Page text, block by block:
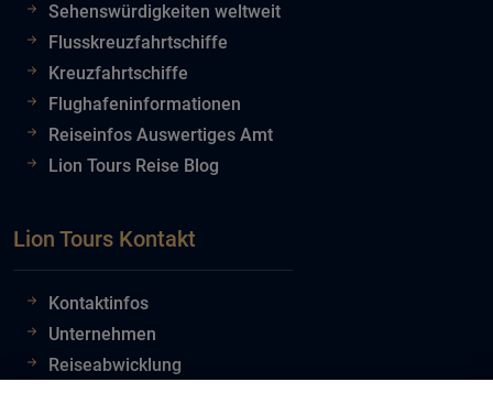
Sehenswürdigkeiten weltweit
Flusskreuzfahrtschiffe
Kreuzfahrtschiffe
Flughafeninformationen
Reiseinfos Auswertiges Amt
Lion Tours Reise Blog
Lion Tours Kontakt
Kontaktinfos
Unternehmen
Reiseabwicklung